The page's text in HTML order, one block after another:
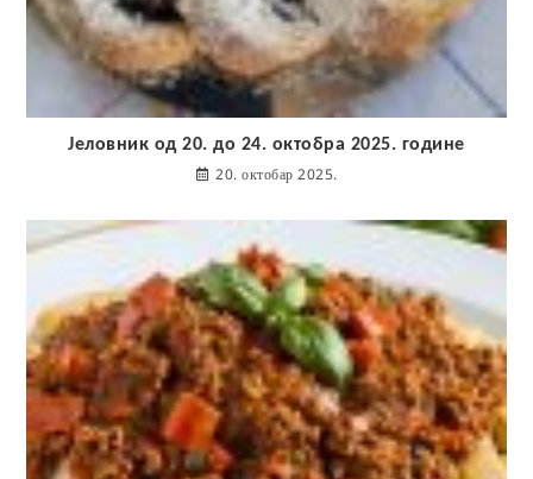
Јеловник од 20. до 24. октобра 2025. године
20. октобар 2025.